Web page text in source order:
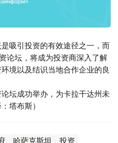
吸引投资的有效途径之一，而
论坛，将成为投资商深入了解
境以及结识当地合作企业的良
坛成功举办，为卡拉干达州未
塔布斯）
哈萨克斯坦 投资